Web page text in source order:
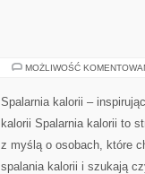
MOŻLIWOŚĆ
Spalarnia kalorii –
kalorii Spalarnia kalorii to
z myślą o osobach, które
spalania kalorii i szukają